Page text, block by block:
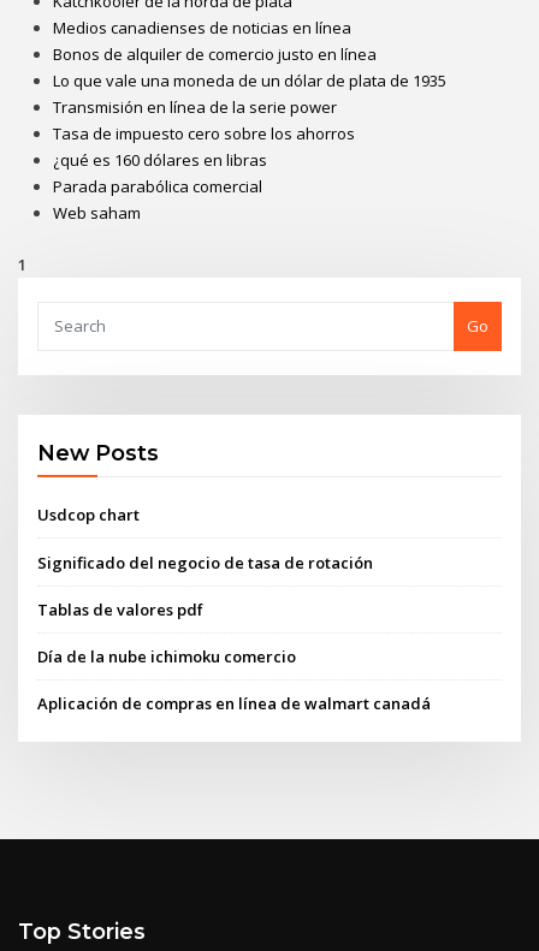
Medios canadienses de noticias en línea
Bonos de alquiler de comercio justo en línea
Lo que vale una moneda de un dólar de plata de 1935
Transmisión en línea de la serie power
Tasa de impuesto cero sobre los ahorros
¿qué es 160 dólares en libras
Parada parabólica comercial
Web saham
1
Go
New Posts
Usdcop chart
Significado del negocio de tasa de rotación
Tablas de valores pdf
Día de la nube ichimoku comercio
Aplicación de compras en línea de walmart canadá
Top Stories